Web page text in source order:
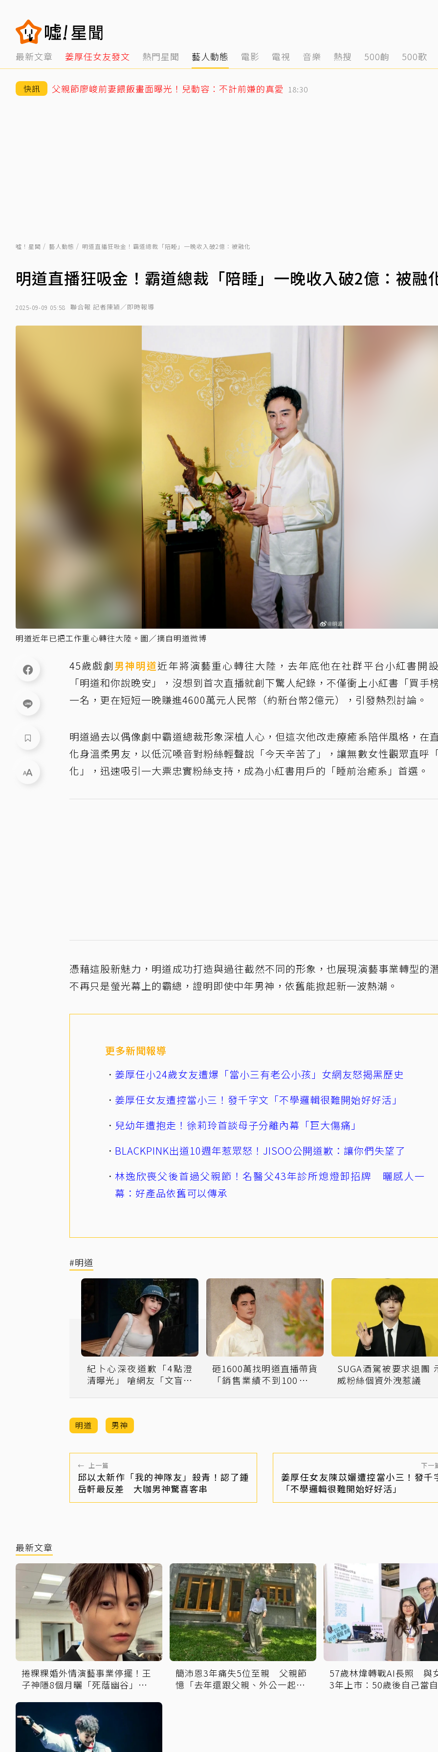
最新文章 姜厚任女友發文 熱門星聞 藝人動態 電影 電視 音樂 熱搜 500齣 500歌
快訊 父親節廖峻前妻餵飯畫面曝光！兒動容：不計前嫌的真愛 18:30
噓！星聞 藝人動態 明道直播狂吸金！霸道總裁「陪睡」一晚收入破2億：被融化
明道直播狂吸金！霸道總裁「陪睡」一晚收入破2億：被融
2025-09-09 05:58 聯合報 記者陳穎／即時報導
明道近年已把工作重心轉往大陸。圖／摘自明道微博
45歲戲劇男神明道近年將演藝重心轉往大陸，去年底他在社群平台小紅書開
「明道和你說晚安」，沒想到首次直播就創下驚人紀錄，不僅衝上小紅書「買手
一名，更在短短一晚賺進4600萬元人民幣（約新台幣2億元），引發熱烈討論。
明道過去以偶像劇中霸道總裁形象深植人心，但這次他改走療癒系陪伴風格，在
化身溫柔男友，以低沉嗓音對粉絲輕聲說「今天辛苦了」，讓無數女性觀眾直呼
化」，迅速吸引一大票忠實粉絲支持，成為小紅書用戶的「睡前治癒系」首選。
憑藉這股新魅力，明道成功打造與過往截然不同的形象，也展現演藝事業轉型的
不再只是螢光幕上的霸總，證明即使中年男神，依舊能掀起新一波熱潮。
更多新聞報導
姜厚任小24歲女友遭爆「當小三有老公小孩」女網友怒揭黑歷史
姜厚任女友遭控當小三！發千字文「不學邏輯很難開始好好活」
兒幼年遭抱走！徐莉玲首談母子分離內幕「巨大傷痛」
BLACKPINK出道10週年惹眾怒！JISOO公開道歉：讓你們失望了
林逸欣喪父後首過父親節！名醫父43年診所熄燈卸招牌 曬感人一
幕：好產品依舊可以傳承
#明道
紀卜心深夜道歉「4點澄
清曝光」 嗆網友「文盲」
砸1600萬找明道直播帶貨
「銷售業績不到100萬」
SUGA酒駕被要求退團
威粉絲個資外洩惹議
明道 男神
← 上一篇
邱以太新作「我的神隊友」殺青！認了鍾
岳軒最反差 大咖男神驚喜客串
下一
姜厚任女友陳苡孋遭控當小三！發千
「不學邏輯很難開始好好活」
最新文章
捲粿粿婚外情演藝事業停擺！王
子神隱8個月曬「死蔭幽谷」吐
簡沛恩3年痛失5位至親 父親節
憶「去年還跟父親、外公一起吃
57歲林煒轉戰AI長照 與
3年上市：50歲後自己當